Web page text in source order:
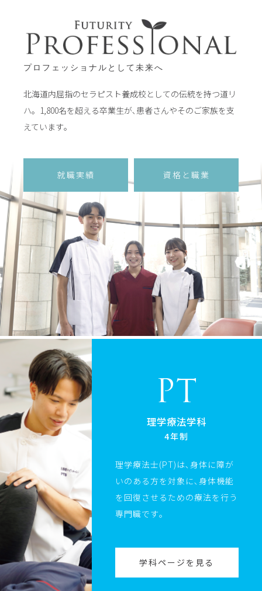
プロフェッショナルとして未来へ
北海道内屈指のセラピスト養成校としての伝統を持つ道リ
ハ。1,800名を超える卒業生が､患者さんやそのご家族を支
えています｡
就職実績 資格と職業
PT
理学療法学科
4年制
理学療法士(PT)は､身体に障が
いのある方を対象に､身体機能
を回復させるための療法を行う
専門職です｡
学科ページを見る